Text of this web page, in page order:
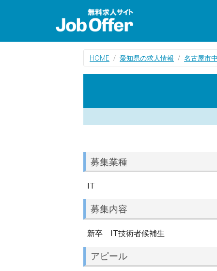
HOME 愛知県の求人情報 名古屋市
募集業種
IT
募集内容
新卒 IT技術者候補生
アピール